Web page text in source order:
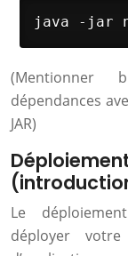
java -jar
(Mentionner
dépendances
JAR)
Le
déployer